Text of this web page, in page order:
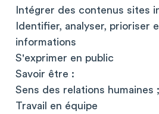
Intégrer des contenus sites
Identifier, analyser, prioriser
informations
S'exprimer en public
Savoir être :
Sens des relations humaines ;
Travail en équipe